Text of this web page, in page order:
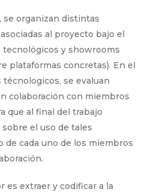
se organizan distintas
al proyecto bajo el
y showrooms
plataformas concretas). En el
se evaluan
colaboración con miembros
que al final del trabajo
el uso de tales
cada uno de los miembros
es extraer y codificar a la